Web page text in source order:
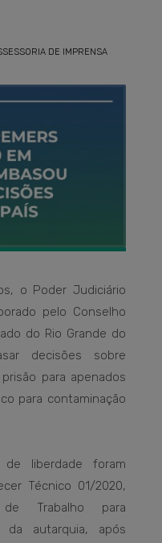
DE IMPRENSA
o Poder Judiciário
pelo Conselho
do Rio Grande do
decisões sobre
para apenados
para contaminação
liberdade foram
Técnico 01/2020,
Trabalho para
da autarquia, após